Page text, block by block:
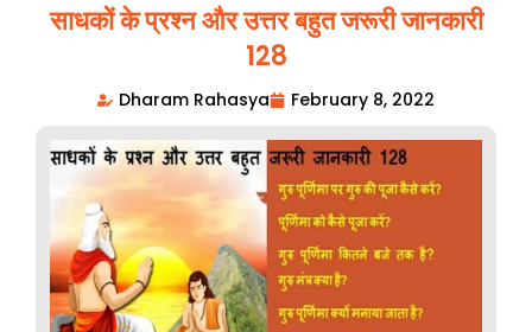
साधकों के प्रश्न और उत्तर बहुत जरूरी जानकारी
128
Dharam Rahasya February 8, 2022